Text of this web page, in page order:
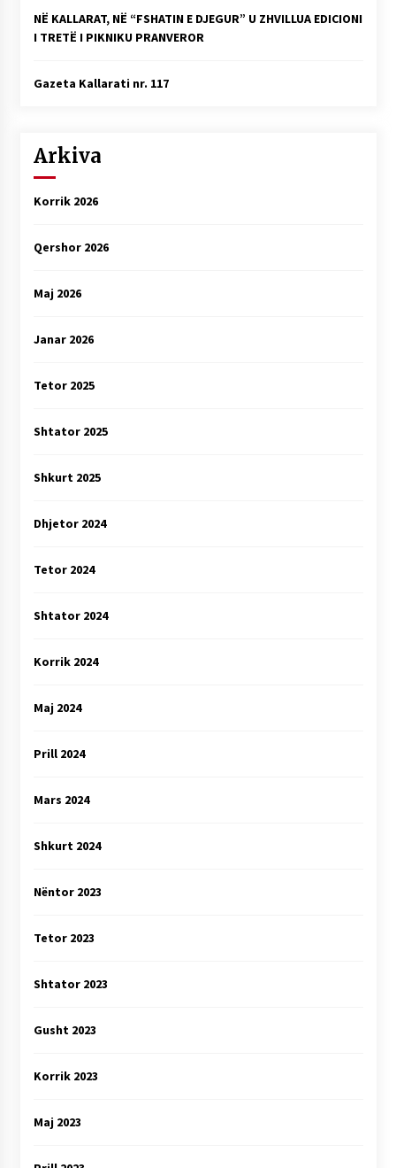
NË KALLARAT, NË “FSHATIN E DJEGUR” U ZHVILLUA EDICIONI
I TRETË I PIKNIKU PRANVEROR
Gazeta Kallarati nr. 117
Arkiva
Korrik 2026
Qershor 2026
Maj 2026
Janar 2026
Tetor 2025
Shtator 2025
Shkurt 2025
Dhjetor 2024
Tetor 2024
Shtator 2024
Korrik 2024
Maj 2024
Prill 2024
Mars 2024
Shkurt 2024
Nëntor 2023
Tetor 2023
Shtator 2023
Gusht 2023
Korrik 2023
Maj 2023